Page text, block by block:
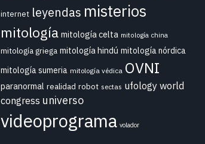
internet leyendas misterios
mitología mitología celta mitología china
mitología griega mitología hindú mitología nórdica
mitología sumeria mitología védica OVNI
paranormal realidad robot sectas ufology world
congress universo
videoprograma volador